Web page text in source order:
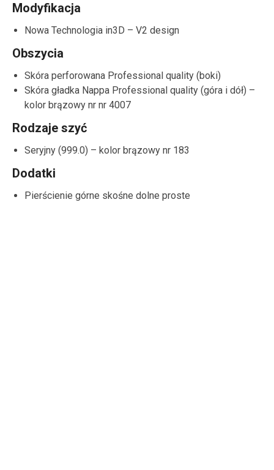
Modyfikacja
Nowa Technologia in3D – V2 design
Obszycia
Skóra perforowana Professional quality (boki)
Skóra gładka Nappa Professional quality (góra i dół) –
kolor brązowy nr nr 4007
Rodzaje szyć
Seryjny (999.0) – kolor brązowy nr 183
Dodatki
Pierścienie górne skośne dolne proste